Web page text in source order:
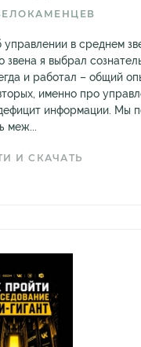
управлении в среднем
звена я выбрал
и работал – общий
именно про
информации. Мы
меж...
И СКАЧАТЬ